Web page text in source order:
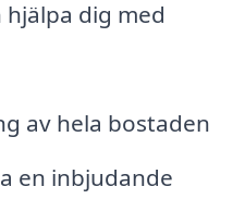
dig med
av hela bostaden
en inbjudande